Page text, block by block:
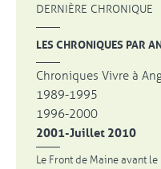
DERNIÈRE CHRONIQUE
LES CHRONIQUES PAR
Chroniques Vivre à
1989-1995
1996-2000
2001-Juillet 2010
Le Front de Maine avant